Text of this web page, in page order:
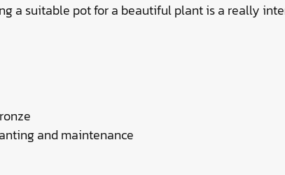
a suitable pot for a beautiful plant is a really
bronze
and maintenance